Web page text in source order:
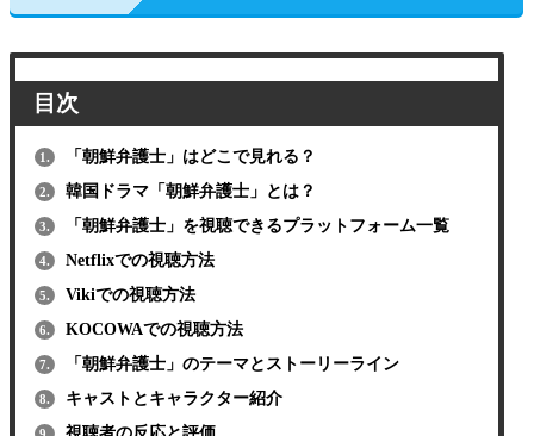
目次
1. 「朝鮮弁護士」はどこで見れる？
2. 韓国ドラマ「朝鮮弁護士」とは？
3. 「朝鮮弁護士」を視聴できるプラットフォーム一覧
4. Netflixでの視聴方法
5. Vikiでの視聴方法
6. KOCOWAでの視聴方法
7. 「朝鮮弁護士」のテーマとストーリーライン
8. キャストとキャラクター紹介